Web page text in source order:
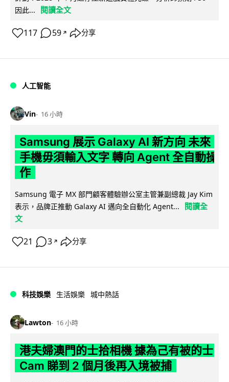
因此...
閱讀全文
117 59 ↗ 分享
人工智能
Vin 16 小時
Samsung 展示 Galaxy AI 新方向 未來
手機毋須輸入文字 轉向 Agent 全自動操
作
Samsung 電子 MX 部門顧客體驗辦公室主管兼副總裁 Jay Kim
表示，品牌正推動 Galaxy AI 邁向全自動化 Agent...
閱讀全
文
21 3 ↗ 分享
科技娛樂 生活娛樂 城中熱話
Lawton 16 小時
港夫婦澳門的士拾相機 據為己有被的士
Cam 睇到 2 個月後再入境被捕